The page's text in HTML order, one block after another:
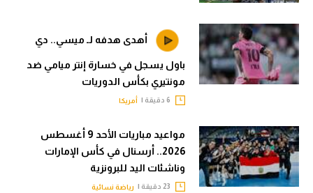
أهدى هدفه لـ ميسي.. دي
باول يسجل في خسارة إنتر ميامي ضد
مونتيري بكأس الدوريات
أمريكا
مواعيد مباريات الأحد 9 أغسطس
2026.. أرسنال في كأس الإمارات
وناشئات اليد للبرونزية
رياضة نسائية